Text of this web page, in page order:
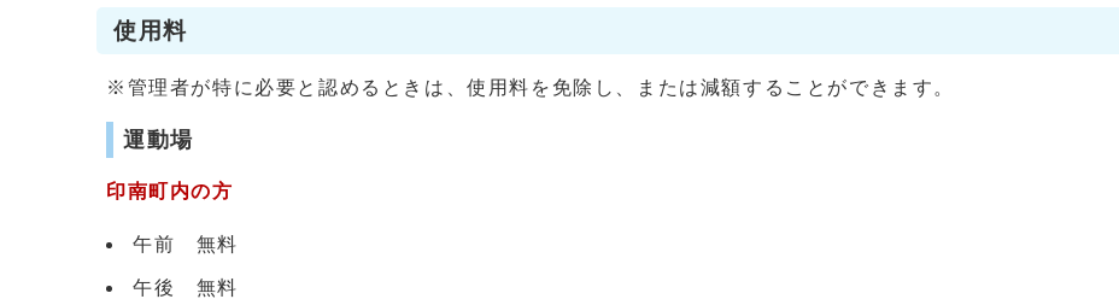
使用料
※管理者が特に必要と認めるときは、使用料を免除し、または減額することができます。
運動場
印南町内の方
午前 無料
午後 無料